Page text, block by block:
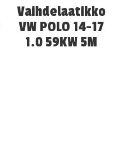
Vaihdelaatikko
VW POLO 14-17
1.0 59KW 5M